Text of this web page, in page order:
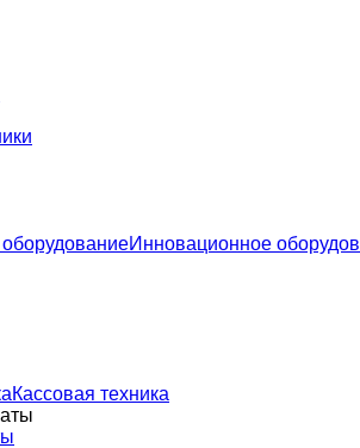
Инновационное
Кассовая техника